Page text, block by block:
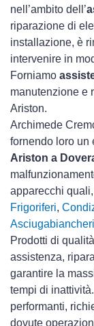
nell’ambito dell’
riparazione di
installazione, è
intervenire in
Forniamo
manutenzione e
Ariston.
Archimede
fornendo loro un
Ariston a
apparecchi
Frigoriferi,
Prodotti di
assistenza,
garantire la
tempi di
performanti,
dovute